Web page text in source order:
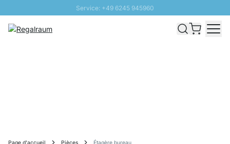
Service: +49 6245 945960
Livraison rapide - Livraison gratuite dès 100€